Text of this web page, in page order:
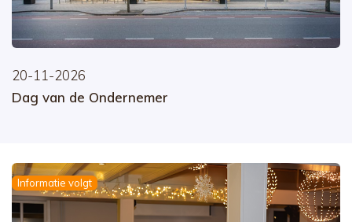
20-11-2026
Dag van de Ondernemer
Informatie volgt